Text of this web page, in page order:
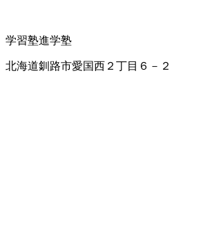
学習塾進学塾
北海道釧路市愛国西２丁目６－２